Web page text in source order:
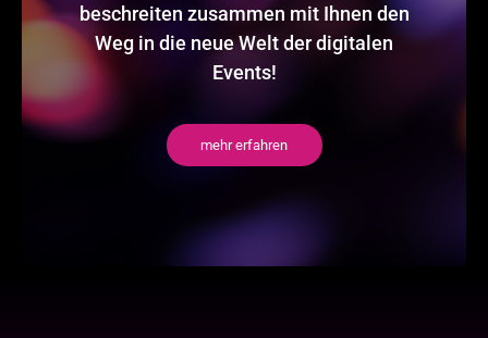
beschreiten zusammen mit Ihnen den
Weg in die neue Welt der digitalen
Events!
mehr erfahren